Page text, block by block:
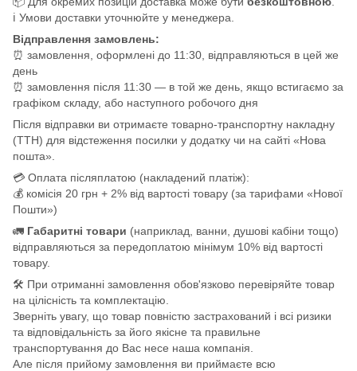
ℹ️ Умови доставки уточнюйте у менеджера.
Відправлення замовлень:
⏰ замовлення, оформлені до 11:30, відправляються в цей же
день
⏰ замовлення після 11:30 — в той же день, якщо встигаємо за
графіком складу, або наступного робочого дня
Після відправки ви отримаєте товарно-транспортну накладну
(ТТН) для відстеження посилки у додатку чи на сайті «Нова
пошта».
💳 Оплата післяплатою (накладений платіж):
💰 комісія 20 грн + 2% від вартості товару (за тарифами «Нової
Пошти»)
🚛 Габаритні товари (наприклад, ванни, душові кабіни тощо)
відправляються за передоплатою мінімум 10% від вартості
товару.
🛠️ При отриманні замовлення обов'язково перевіряйте товар
на цілісність та комплектацію.
Зверніть увагу, що товар повністю застрахований і всі ризики
та відповідальність за його якісне та правильне
транспортування до Вас несе наша компанія.
Але після прийому замовлення ви приймаєте всю